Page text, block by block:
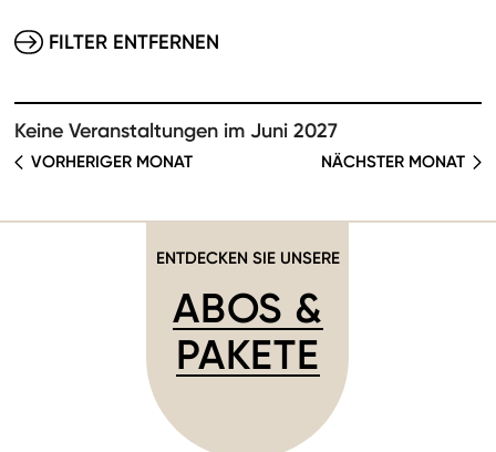
FILTER ENTFERNEN
Keine Veranstaltungen im Juni 2027
VORHERIGER MONAT NÄCHSTER MONAT
ENTDECKEN SIE UNSERE
ABOS &
PAKETE